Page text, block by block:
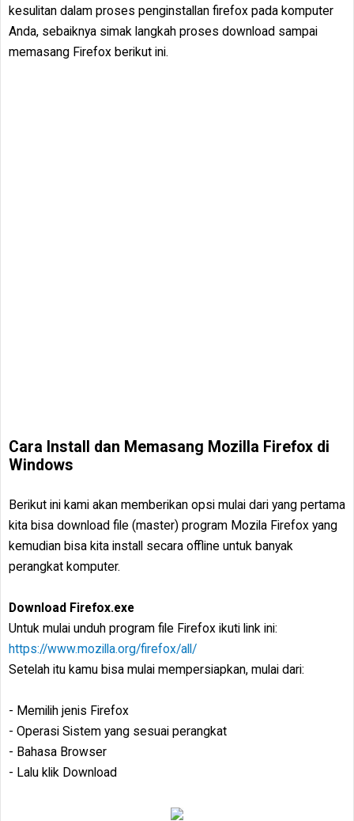
kesulitan dalam proses penginstallan firefox pada komputer
Anda, sebaiknya simak langkah proses download sampai
memasang Firefox berikut ini.
Cara Install dan Memasang Mozilla Firefox di
Windows
Berikut ini kami akan memberikan opsi mulai dari yang pertama
kita bisa download file (master) program Mozila Firefox yang
kemudian bisa kita install secara offline untuk banyak
perangkat komputer.
Download Firefox.exe
Untuk mulai unduh program file Firefox ikuti link ini:
https://www.mozilla.org/firefox/all/
Setelah itu kamu bisa mulai mempersiapkan, mulai dari:
- Memilih jenis Firefox
- Operasi Sistem yang sesuai perangkat
- Bahasa Browser
- Lalu klik Download